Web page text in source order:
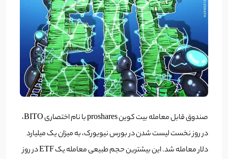
صندوق قابل معامله بیت کوین proshares با نام اختصاری BITO،
در روز نخست لیست شدن در بورس نیویورک، به میزان یک میلیارد
دلار معامله شد. این بیشترین حجم طبیعی معامله یک ETF در روز